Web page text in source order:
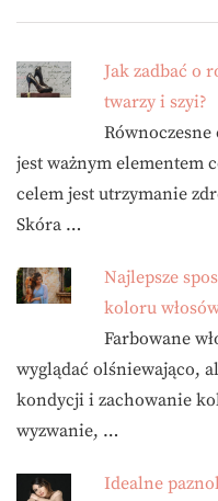
Jak zadbać o
twarzy i szyi?
jest ważnym elementem
celem jest utrzymanie
Skóra …
Najlepsze
koloru
Farbowane
wyglądać olśniewająco,
kondycji i zachowanie
wyzwanie, …
Idealne